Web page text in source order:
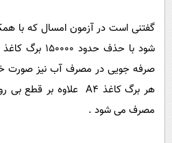
گفتنی است در آزمون امسال که با
صرفه جویی در مصرف آب نیز صورت
مصرف می شود .